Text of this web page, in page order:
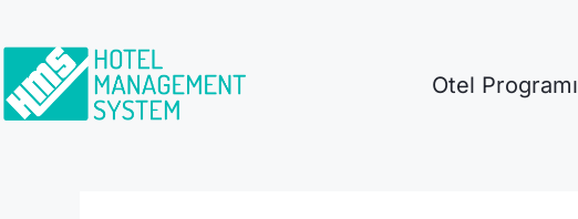
Otel Programı